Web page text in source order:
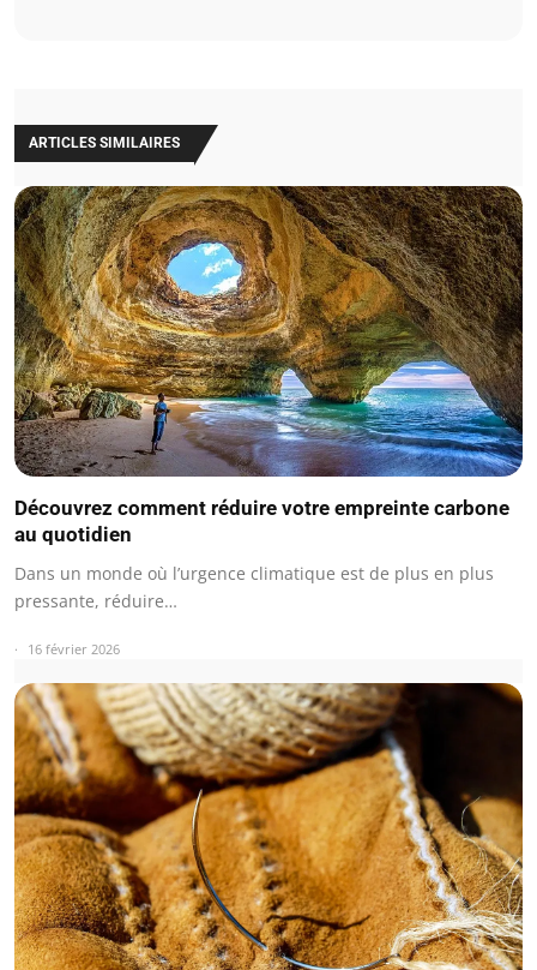
ARTICLES SIMILAIRES
Découvrez comment réduire votre empreinte carbone
au quotidien
Dans un monde où l’urgence climatique est de plus en plus
pressante, réduire…
16 février 2026